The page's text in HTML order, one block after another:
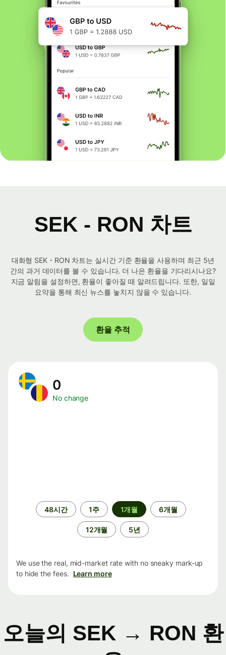
SEK - RON 차트
대화형 SEK - RON 차트는 실시간 기준 환율을 사용하며 최근 5년
간의 과거 데이터를 볼 수 있습니다. 더 나은 환율을 기다리시나요?
지금 알림을 설정하면, 환율이 좋아질 때 알려드립니다. 또한, 일일
요약을 통해 최신 뉴스를 놓치지 않을 수 있습니다.
환율 추적
0
No change
48시간 1주 1개월 6개월
12개월 5년
We use the real, mid-market rate with no sneaky mark-up
to hide the fees. Learn more
오늘의 SEK → RON 환